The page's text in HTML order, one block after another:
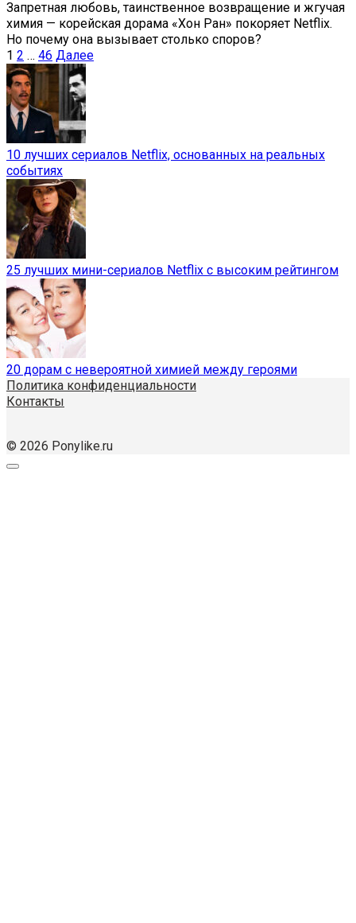
Запретная любовь, таинственное возвращение и жгучая
химия — корейская дорама «Хон Ран» покоряет Netflix.
Но почему она вызывает столько споров?
Пагинация
записей
1 2 … 46 Далее
10 лучших сериалов Netflix, основанных на реальных
событиях
25 лучших мини-сериалов Netflix с высоким рейтингом
20 дорам с невероятной химией между героями
Политика конфиденциальности
Контакты
© 2026 Ponylike.ru